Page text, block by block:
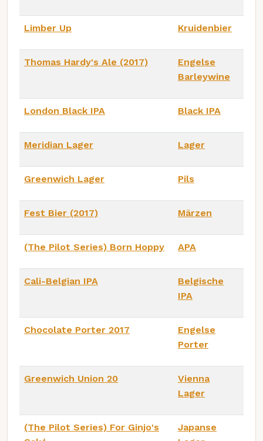
Limber Up Kruidenbier
Thomas Hardy's Ale (2017)
Engelse
Barleywine
London Black IPA Black IPA
Meridian Lager Lager
Greenwich Lager Pils
Fest Bier (2017) Märzen
(The Pilot Series) Born Hoppy APA
Cali-Belgian IPA
Belgische
IPA
Chocolate Porter 2017
Engelse
Porter
Greenwich Union 20
Vienna
Lager
(The Pilot Series) For Ginjo's
Japanse